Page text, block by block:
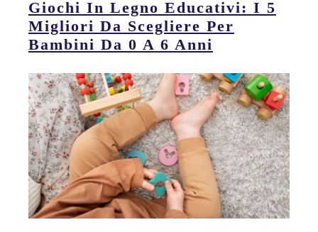
Giochi In Legno Educativi: I 5
Migliori Da Scegliere Per
Bambini Da 0 A 6 Anni